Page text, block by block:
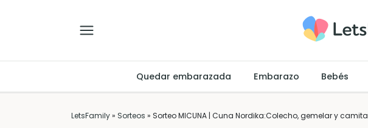
Quedar embarazada Embarazo Bebés
LetsFamily» Sorteos » Sorteo MICUNA | Cuna Nordika:Colecho, gemelar y camita